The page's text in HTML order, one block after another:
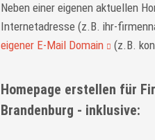
Neben einer eigenen aktuellen
Internetadresse (z.B. ihr-
eigener E-Mail Domain
(z.B.
Homepage erstellen für
Brandenburg - inklusive: